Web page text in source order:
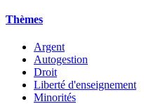
Thèmes
Argent
Autogestion
Droit
Liberté d'enseignement
Minorités